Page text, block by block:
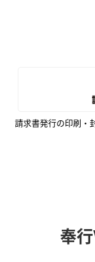
請求書発行の印刷・
奉